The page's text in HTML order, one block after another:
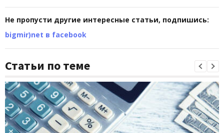
Не пропусти другие интересные статьи, подпишись:
bigmir)net в facebook
Статьи по теме